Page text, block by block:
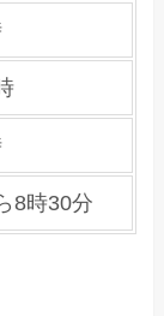
8時30分